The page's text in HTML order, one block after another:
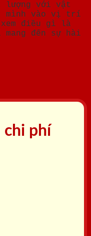
lượng với vật
mình vào vị trí
xem điều gì là
đến sự hài
chi phí